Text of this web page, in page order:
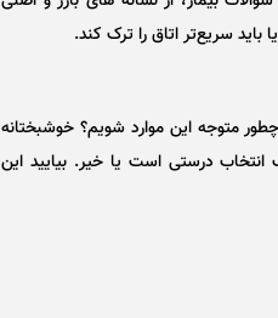
سریع‌تر اتاق را ترک کند.
متوجه این موارد شویم؟ خوشبختانه
درستی است یا خیر. بیایید این